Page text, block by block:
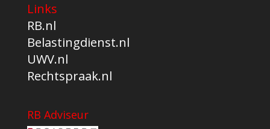
Links
RB.nl
Belastingdienst.nl
UWV.nl
Rechtspraak.nl
RB Adviseur